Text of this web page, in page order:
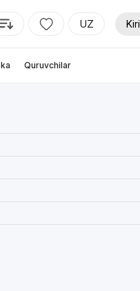
UZ
Quruvchilar